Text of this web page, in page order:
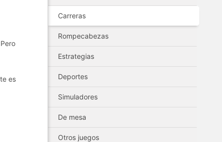
es
Carreras
Rompecabezas
Estrategias
Deportes
Simuladores
De mesa
Otros juegos